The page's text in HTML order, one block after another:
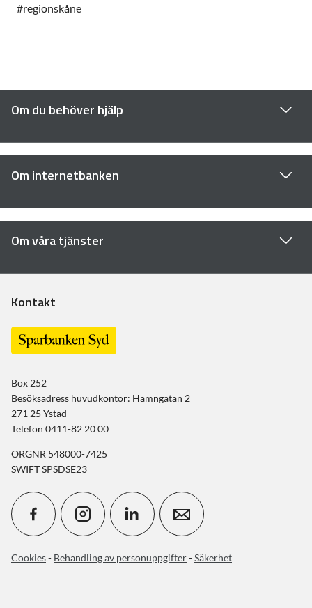
#regionskåne
Om du behöver hjälp
Om internetbanken
Om våra tjänster
Kontakt
Box 252
Besöksadress huvudkontor: Hamngatan 2
271 25 Ystad
Telefon 0411-82 20 00
ORGNR 548000-7425
SWIFT SPSDSE23
Cookies- Behandling av personuppgifter-Säkerhet